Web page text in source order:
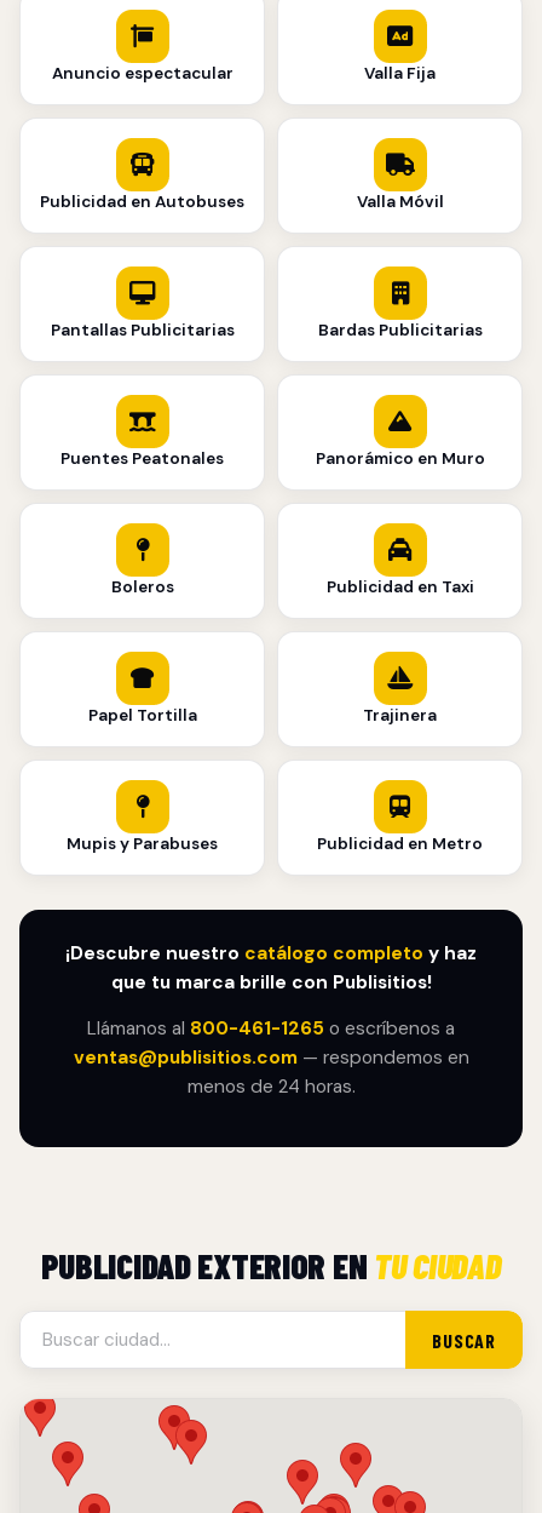
Anuncio espectacular Valla Fija
Publicidad en Autobuses Valla Móvil
Pantallas Publicitarias Bardas Publicitarias
Puentes Peatonales Panorámico en Muro
Boleros Publicidad en Taxi
Papel Tortilla Trajinera
Mupis y Parabuses Publicidad en Metro
¡Descubre nuestro catálogo completo y haz
que tu marca brille con Publisitios!
Llámanos al 800-461-1265 o escríbenos a
ventas@publisitios.com— respondemos en
menos de 24 horas.
PUBLICIDAD EXTERIOR EN TU CIUDAD
BUSCAR